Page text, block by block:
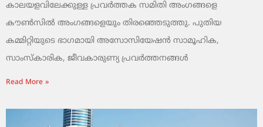
കാലയളവിലേക്കുള്ള പ്രവർത്തക സമിതി അംഗങ്ങളെ
കൗൺസിൽ അംഗങ്ങളെയും തിരഞ്ഞെടുത്തു. പുതിയ
കമ്മിറ്റിയുടെ ഭാഗമായി അസോസിയേഷൻ സാമൂഹിക,
സാംസ്‌കാരിക, ജീവകാരുണ്യ പ്രവർത്തനങ്ങൾ
Read More »